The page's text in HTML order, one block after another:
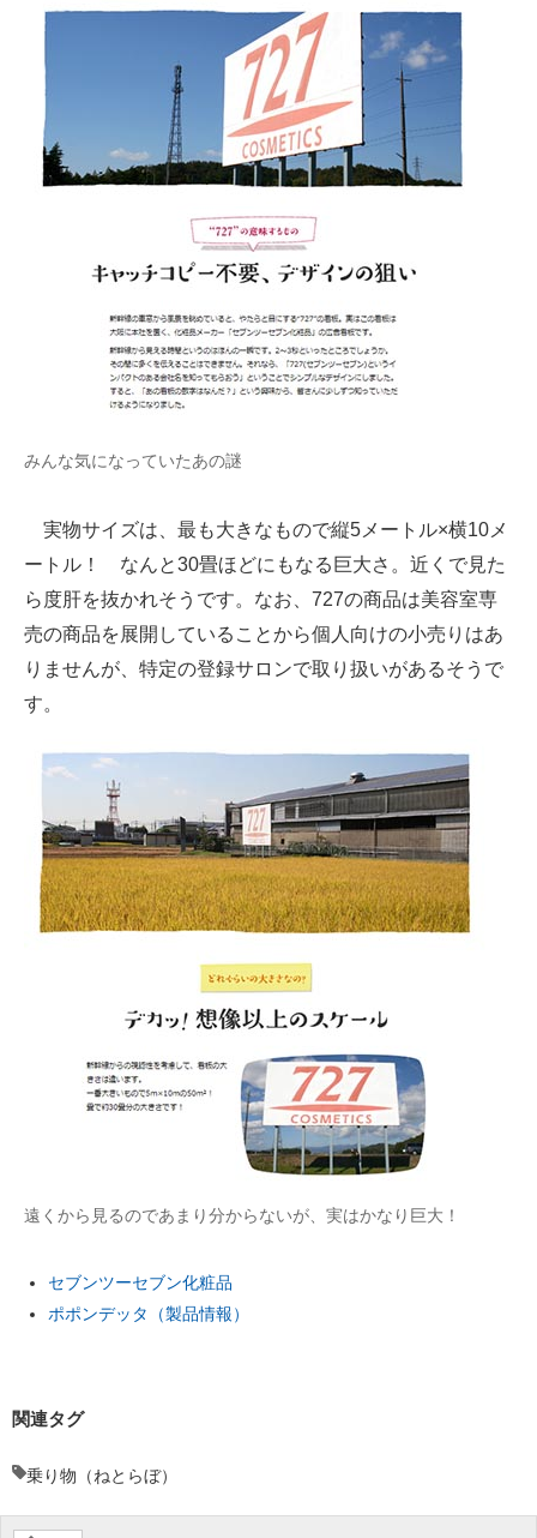
みんな気になっていたあの謎
実物サイズは、最も大きなもので縦5メートル×横10メ
ートル！ なんと30畳ほどにもなる巨大さ。近くで見た
ら度肝を抜かれそうです。なお、727の商品は美容室専
売の商品を展開していることから個人向けの小売りはあ
りませんが、特定の登録サロンで取り扱いがあるそうで
す。
遠くから見るのであまり分からないが、実はかなり巨大！
セブンツーセブン化粧品
ポポンデッタ（製品情報）
関連タグ
乗り物（ねとらぼ）